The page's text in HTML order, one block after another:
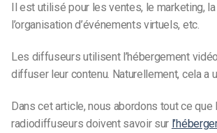
Il est utilisé pour les ventes, le marketing,
l’organisation d’événements virtuels, etc.
Les diffuseurs utilisent l’hébergement
diffuser leur contenu. Naturellement, cela a
Dans cet article, nous abordons tout ce que
radiodiffuseurs doivent savoir sur